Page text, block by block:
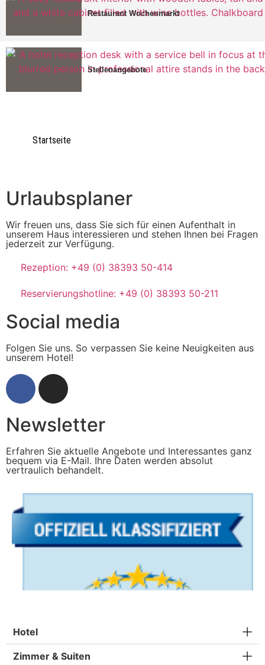
Restaurant Wochenmarkt
Stellenangebote
Startseite
Urlaubsplaner
Wir freuen uns, dass Sie sich für einen Aufenthalt in
unserem Haus interessieren und stehen Ihnen bei Fragen
jederzeit zur Verfügung.
Rezeption: +49 (0) 38393 50-414
Reservierungshotline: +49 (0) 38393 50-211
Social media
Folgen Sie uns. So verpassen Sie keine Neuigkeiten aus
unserem Hotel!
Newsletter
Erfahren Sie aktuelle Angebote und Interessantes ganz
bequem via E-Mail. Ihre Daten werden absolut
vertraulich behandelt.
Hotel
Zimmer & Suiten